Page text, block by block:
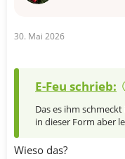
r
30. Mai 2026
E-Feu schrieb:
Das es ihm
in dieser Form aber
Wieso das?